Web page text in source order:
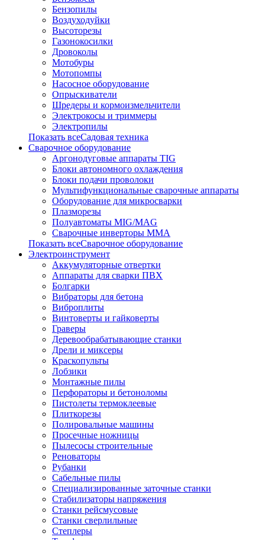
Бензопилы
Воздуходуйки
Высоторезы
Газонокосилки
Дровоколы
Мотобуры
Мотопомпы
Насосное оборудование
Опрыскиватели
Шредеры и кормоизмельчители
Электрокосы и триммеры
Электропилы
Показать всеСадовая техника
Сварочное оборудование
Аргонодуговые аппараты TIG
Блоки автономного охлаждения
Блоки подачи проволоки
Мультифункциональные сварочные аппараты
Оборудование для микросварки
Плазморезы
Полуавтоматы MIG/MAG
Сварочные инверторы ММА
Показать всеСварочное оборудование
Электроинструмент
Аккумуляторные отвертки
Аппараты для сварки ПВХ
Болгарки
Вибраторы для бетона
Виброплиты
Винтоверты и гайковерты
Граверы
Деревообрабатывающие станки
Дрели и миксеры
Краскопульты
Лобзики
Монтажные пилы
Перфораторы и бетоноломы
Пистолеты термоклеевые
Плиткорезы
Полировальные машины
Просечные ножницы
Пылесосы строительные
Реноваторы
Рубанки
Сабельные пилы
Специализированные заточные станки
Стабилизаторы напряжения
Станки рейсмусовые
Станки сверлильные
Степлеры